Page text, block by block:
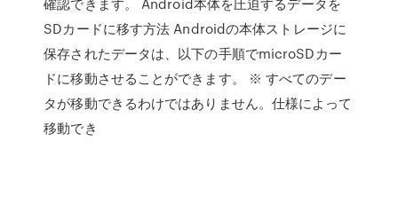
SDカードに移す方法 Androidの本体ストレージに
保存されたデータは、以下の手順でmicroSDカー
ドに移動させることができます。 ※ すべてのデー
タが移動できるわけではありません。仕様によって
移動でき